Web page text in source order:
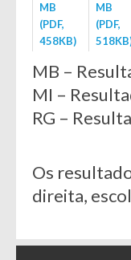
MB
(PDF,
458KB)
MB
(PDF,
MI (PDF,
447KB)
MI (PDF,
MB –
MI –
RG –
Os
direita,